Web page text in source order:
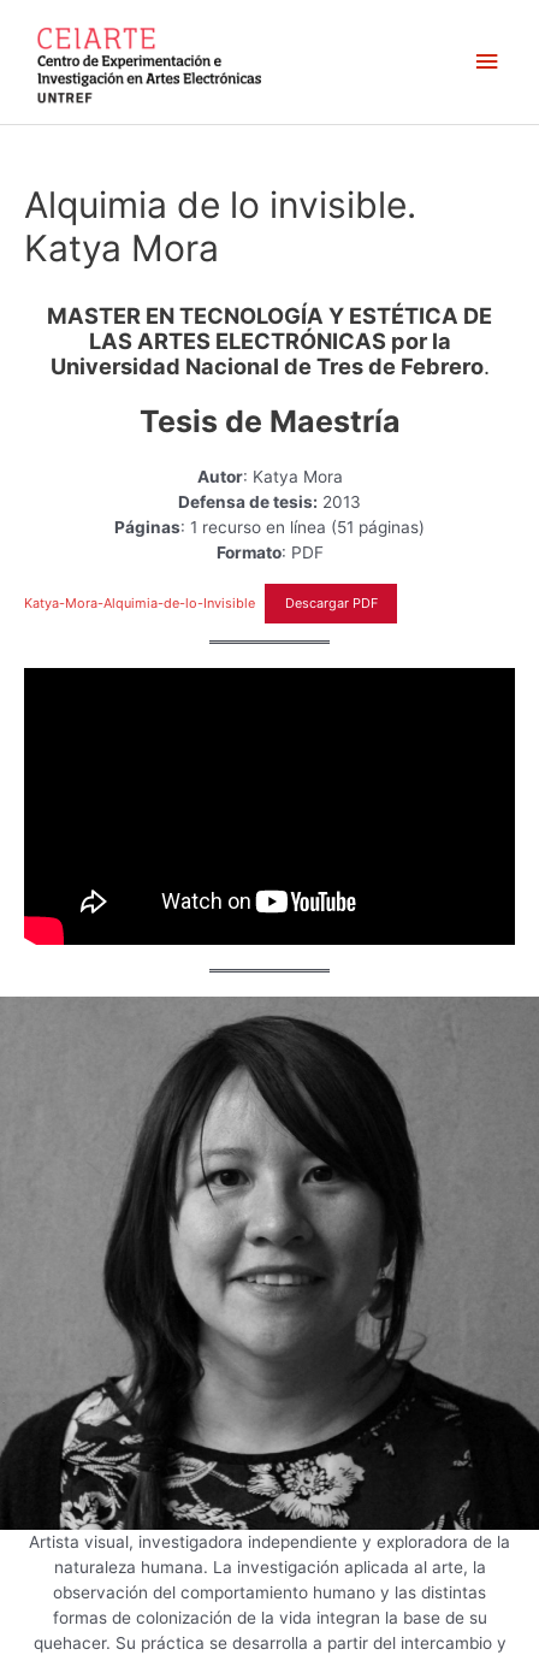
contenido
Alquimia de lo invisible.
Katya Mora
MASTER EN TECNOLOGÍA Y ESTÉTICA DE
LAS ARTES ELECTRÓNICAS por la
Universidad Nacional de Tres de Febrero.
Tesis de Maestría
Autor: Katya Mora
Defensa de tesis: 2013
Páginas: 1 recurso en línea (51 páginas)
Formato: PDF
Katya-Mora-Alquimia-de-lo-Invisible Descargar PDF
Artista visual, investigadora independiente y exploradora de la
naturaleza humana. La investigación aplicada al arte, la
observación del comportamiento humano y las distintas
formas de colonización de la vida integran la base de su
quehacer. Su práctica se desarrolla a partir del intercambio y